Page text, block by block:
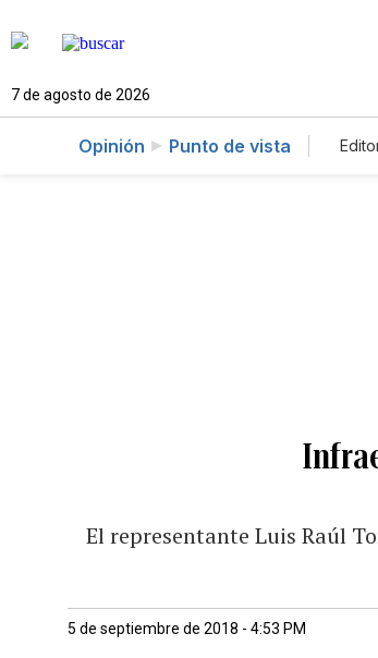
7 de agosto de 2026
Opinión Punto de vista
El representante Luis Raúl
5 de septiembre de 2018 - 4:53 PM